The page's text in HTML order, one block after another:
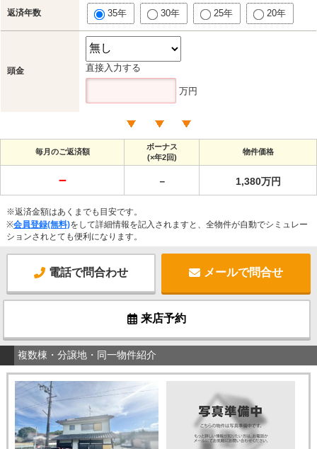
返済年数 35年 30年 25年 20年
頭金 直接入力する
万円
毎月のご返済額
ボーナス
(×年2回)
物件価格
－ － 1,380万円
※返済金額はあくまでも目安です。
※会員登録(無料)をして詳細情報を記入されますと、全物件が自動でシミュレー
ションされとても便利になります。
電話で問合わせ メールで問合せ
来店予約
複数棟・分譲地・同一物件紹介